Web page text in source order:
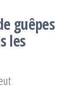
guêpes
les